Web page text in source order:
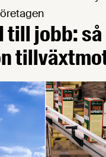
till jobb: